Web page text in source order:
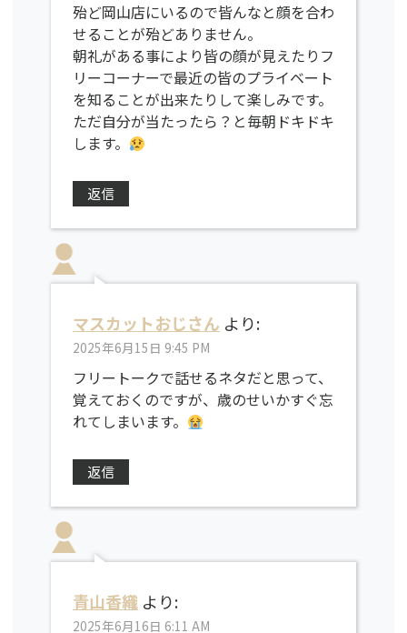
殆ど岡山店にいるので皆んなと顔を合わ
せることが殆どありません。
朝礼がある事により皆の顔が見えたりフ
リーコーナーで最近の皆のプライベート
を知ることが出来たりして楽しみです。
ただ自分が当たったら？と毎朝ドキドキ
します。
返信
マスカットおじさん より:
2025年6月15日 9:45 PM
フリートークで話せるネタだと思って、
覚えておくのですが、歳のせいかすぐ忘
れてしまいます。
返信
青山香織 より:
2025年6月16日 6:11 AM